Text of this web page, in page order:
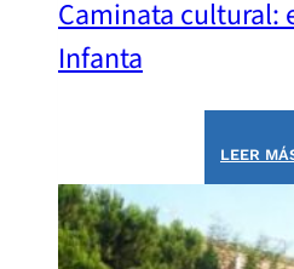
Caminata cultural:
Infanta
LEER